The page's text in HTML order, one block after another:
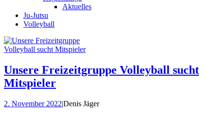
Aktuelles
Ju-Jutsu
Volleyball
Unsere Freizeitgruppe Volleyball sucht
Mitspieler
2. November 2022|Denis Jäger